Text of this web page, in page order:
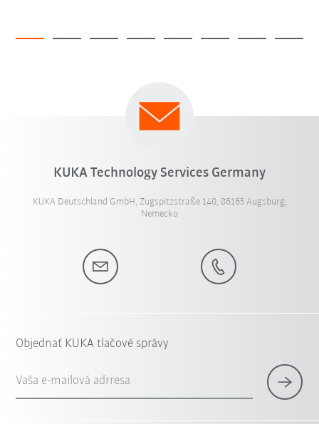
KUKA Technology Services Germany
KUKA Deutschland GmbH, Zugspitzstraße 140, 86165 Augsburg,
Nemecko
Objednať KUKA tlačové správy
Vaša e-mailová adrresa